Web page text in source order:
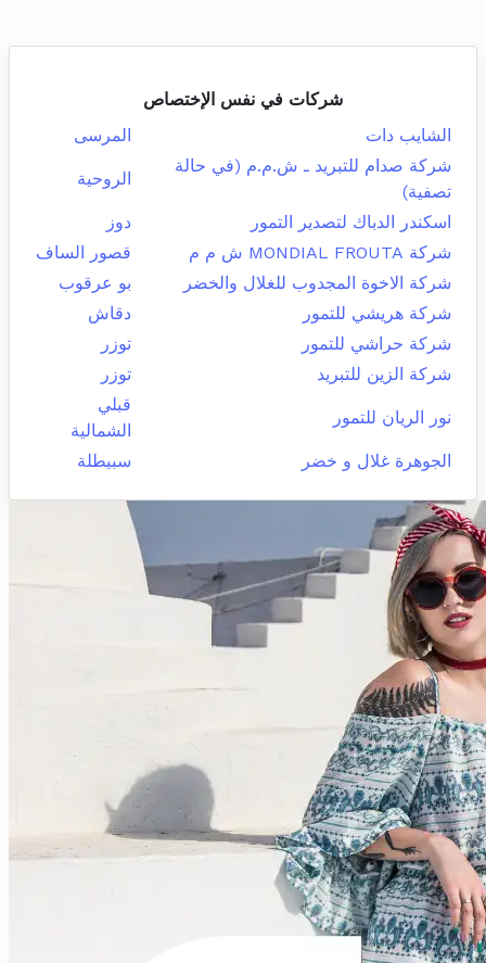
شركات في نفس الإختصاص
الشايب دات
المرسى
شركة صدام للتبريد ـ ش.م.م (في حالة
تصفية)
الروحية
اسكندر الدباك لتصدير التمور
دوز
شركة MONDIAL FROUTA ش م م
قصور الساف
شركة الاخوة المجدوب للغلال والخضر
بو عرقوب
شركة هريشي للتمور
دقاش
شركة حراشي للتمور
توزر
شركة الزين للتبريد
توزر
نور الريان للتمور
قبلي
الشمالية
الجوهرة غلال و خضر
سبيطلة